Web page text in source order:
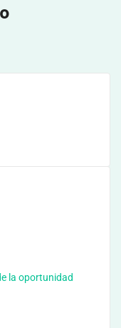
la oportunidad